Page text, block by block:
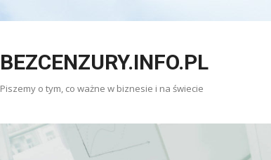
BEZCENZURY.INFO.PL
Piszemy o tym, co ważne w biznesie i na świecie